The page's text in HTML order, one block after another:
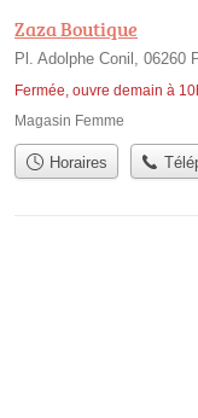
Zaza Boutique
Pl. Adolphe Conil, 06260
Fermée, ouvre demain à
Magasin Femme
Horaires